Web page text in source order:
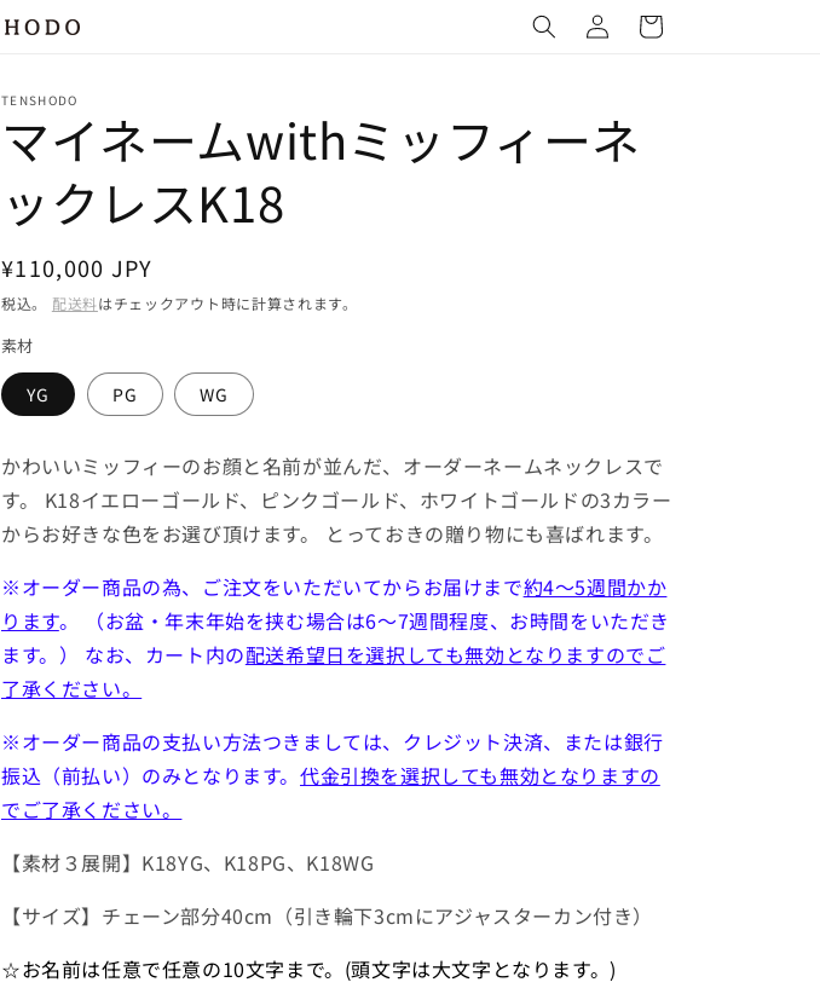
グ
イ
ー
TENSHODO
マイネームwithミッフィーネ
ックレスK18
通
常
価
格
¥110,000 JPY
税込。 配送料はチェックアウト時に計算されます。
素材
YG PG WG
かわいいミッフィーのお顔と名前が並んだ、オーダーネームネックレスで
す。 K18イエローゴールド、ピンクゴールド、ホワイトゴールドの3カラー
からお好きな色をお選び頂けます。 とっておきの贈り物にも喜ばれます。
※オーダー商品の為、 ご注文をいただいてからお届けまで約4～5週間かか
ります。 （お盆・年末年始を挟む場合は6～7週間程度、お時間をいただき
ます。） なお、カート内の配送希望日を選択しても無効となりますのでご
了承ください。
※オーダー商品の支払い方法つきましては、クレジット決済、または銀行
振込（前払い）のみとなります。 代金引換を選択しても無効となりますの
でご了承ください。
【素材３展開】K18YG、K18PG、K18WG
【サイズ】チェーン部分40cm（引き輪下3cmにアジャスターカン付き）
☆お名前は任意で任意の10文字まで。(頭文字は大文字となります。)